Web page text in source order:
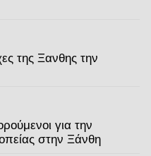
της Ξανθης την
για την
στην Ξάνθη